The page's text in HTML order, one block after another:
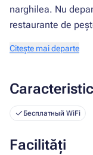
narghilea. Nu
restaurante de
Citește mai departe
Бесплатный WiFi
Facilități